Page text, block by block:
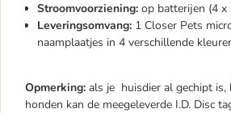
Stroomvoorziening: op batterijen (4 x
Leveringsomvang: 1 Closer Pets
naamplaatjes in 4 verschillende
Opmerking: als je huisdier al gechipt is,
honden kan de meegeleverde I.D. Disc